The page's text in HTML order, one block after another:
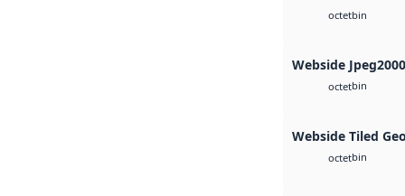
octetbin
Webside Jpeg2000
octetbin
Webside Tiled
octetbin